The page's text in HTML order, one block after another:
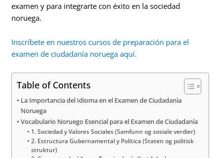
examen y para integrarte con éxito en la sociedad
noruega.
Inscríbete en nuestros cursos de preparación para el
examen de ciudadanía noruega aquí.
Table of Contents
La Importancia del Idioma en el Examen de Ciudadanía
Noruega
Vocabulario Noruego Esencial para el Examen de Ciudadanía
1. Sociedad y Valores Sociales (Samfunn og sosiale verdier)
2. Estructura Gubernamental y Política (Staten og politisk
struktur)